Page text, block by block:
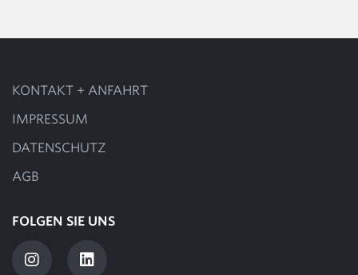
KONTAKT + ANFAHRT
IMPRESSUM
DATENSCHUTZ
AGB
FOLGEN SIE UNS